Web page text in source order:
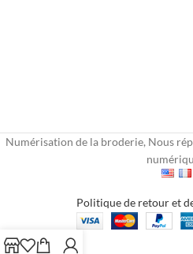
Numérisation de la broderie, Nous
Politique de retour et